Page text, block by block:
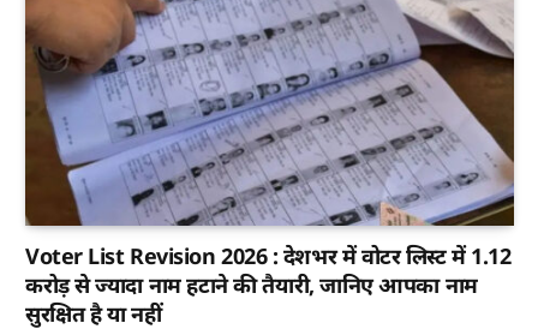
Voter List Revision 2026 : देशभर में वोटर लिस्ट में 1.12
करोड़ से ज्यादा नाम हटाने की तैयारी, जानिए आपका नाम
सुरक्षित है या नहीं